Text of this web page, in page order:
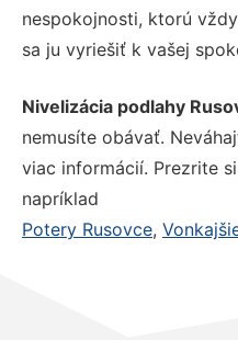
nespokojnosti, ktorú
sa ju vyriešiť k vašej
Nivelizácia podlahy
nemusíte obávať.
viac informácií. Prezrite
napríklad
Potery Rusovce,